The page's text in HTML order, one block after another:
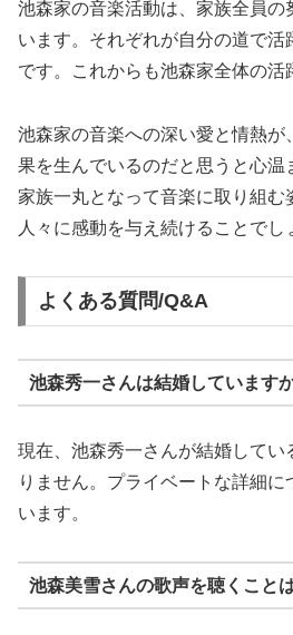
池森家の音楽活動は、家族全員の
います。それぞれが自分の道で活
です。これからも池森家全体の活
池森家の音楽への深い愛と情熱が
果を生んでいるのだと思うと心温
家族一丸となって音楽に取り組む
人々に感動を与え続けることでし
よくある質問/Q&A
池森秀一さんは結婚しています
現在、池森秀一さんが結婚してい
りません。プライベートな詳細に
います。
池森美雪さんの歌声を聴くこと